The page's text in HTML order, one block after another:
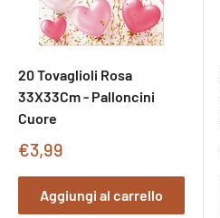
20 Tovaglioli Rosa
33X33Cm - Palloncini
Cuore
Prezzo
vendita
€3,99
Aggiungi al carrello